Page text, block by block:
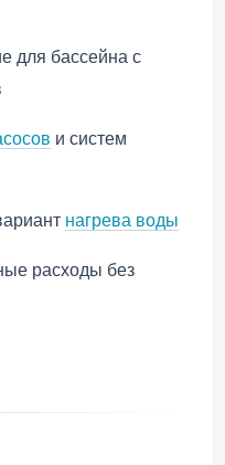
для бассейна с
и систем
нагрева воды
расходы без